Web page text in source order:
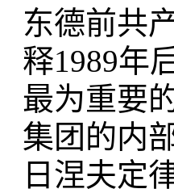
东德前共
释1989年
最为重要
集团的内
日涅夫定